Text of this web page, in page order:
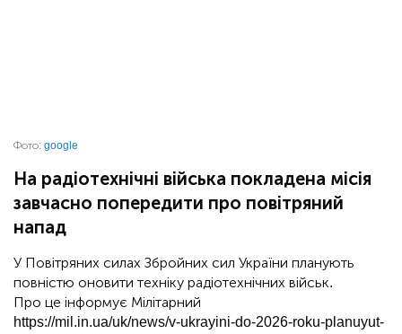
Фото: google
На радіотехнічні війська покладена місія
завчасно попередити про повітряний
напад
У Повітряних силах Збройних сил України планують
повністю оновити техніку радіотехнічних військ.
Про це інформує Мілітарний
https://mil.in.ua/uk/news/v-ukrayini-do-2026-roku-planuyut-